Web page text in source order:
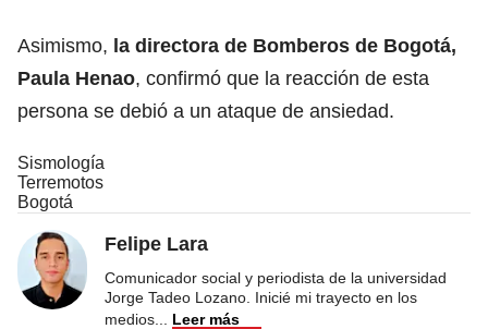
Asimismo, la directora de Bomberos de Bogotá,
Paula Henao, confirmó que la reacción de esta
persona se debió a un ataque de ansiedad.
Sismología
Terremotos
Bogotá
Felipe Lara
Comunicador social y periodista de la universidad
Jorge Tadeo Lozano. Inicié mi trayecto en los
medios
Leer más